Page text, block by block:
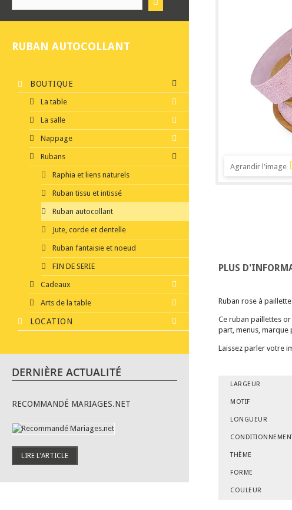
RUBAN AUTOCOLLANT
BOUTIQUE
La table
La salle
Nappage
Rubans
Raphia et liens naturels
Ruban tissu et intissé
Ruban autocollant
Jute, corde et dentelle
Ruban fantaisie et noeud
FIN DE SERIE
Cadeaux
Arts de la table
LOCATION
DERNIÈRE ACTUALITÉ
RECOMMANDÉ MARIAGES.NET
LIRE L'ARTICLE
Agrandir l'image
PLUS
Ruban rose à
Ce ruban paillettes
part, menus, marque
Laissez parler votre
LARGEUR
MOTIF
LONGUEUR
THÈME
FORME
COULEUR